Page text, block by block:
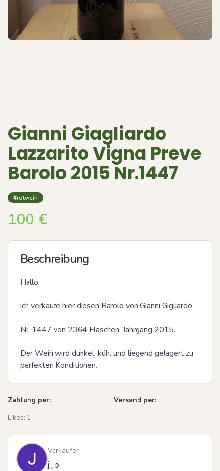
Gianni Giagliardo
Lazzarito Vigna Preve
Barolo 2015 Nr.1447
#rotwein
100 €
Beschreibung
Hallo,
ich verkaufe hier diesen Barolo von Gianni Gigliardo.
Nr. 1447 von 2364 Flaschen, Jahrgang 2015.
Der Wein wird dunkel, kühl und liegend gelagert zu
perfekten Konditionen.
Zahlung per:
Versand per:
Likes: 1
Verkäufer
j_b